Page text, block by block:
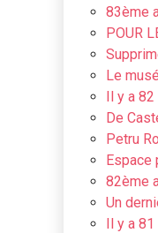
83ème
POUR
Le
Il y a
De
Petru
Espace
82ème
Un
Il y a 81